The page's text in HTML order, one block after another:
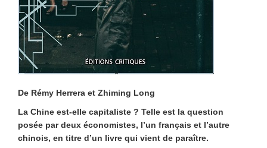
De Rémy Herrera et Zhiming Long
La Chine est-elle capitaliste ? Telle est la question
posée par deux économistes, l’un français et l’autre
chinois, en titre d’un livre qui vient de paraître.